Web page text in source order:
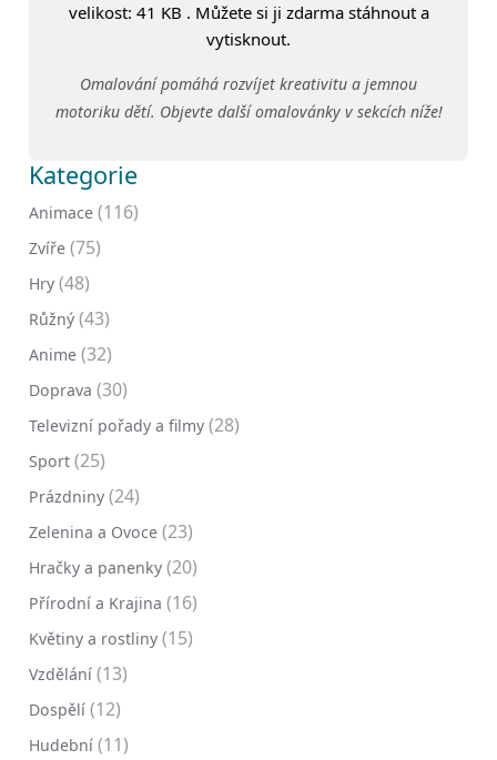
velikost: 41 KB . Můžete si ji zdarma stáhnout a
vytisknout.
Omalování pomáhá rozvíjet kreativitu a jemnou
motoriku dětí. Objevte další omalovánky v sekcích níže!
Kategorie
Animace (116)
Zvíře (75)
Hry (48)
Růžný (43)
Anime (32)
Doprava (30)
Televizní pořady a filmy (28)
Sport (25)
Prázdniny (24)
Zelenina a Ovoce (23)
Hračky a panenky (20)
Přírodní a Krajina (16)
Květiny a rostliny (15)
Vzdělání (13)
Dospělí (12)
Hudební (11)